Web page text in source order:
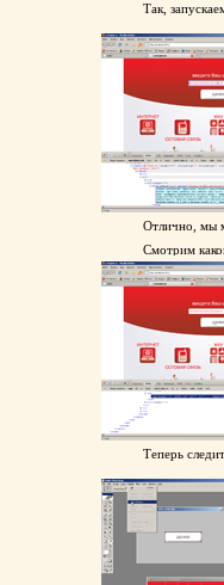
Так,
Отлично, мы
Смотрим
Теперь